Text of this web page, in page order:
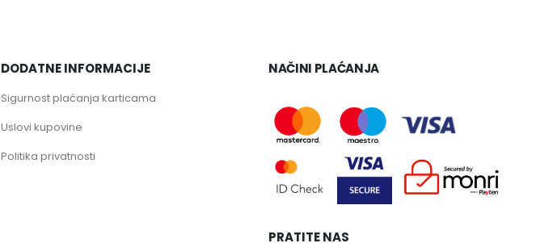
DODATNE INFORMACIJE
Sigurnost plaćanja karticama
Uslovi kupovine
Politika privatnosti
NAČINI PLAĆANJA
PRATITE NAS